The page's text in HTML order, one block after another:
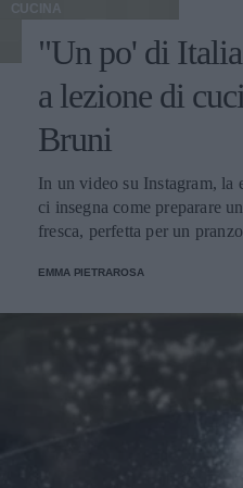
CUCINA
"Un po' di
a lezione di
Bruni
In un video su Instagram, la
ci insegna come preparare
fresca, perfetta per un
EMMA PIETRAROSA